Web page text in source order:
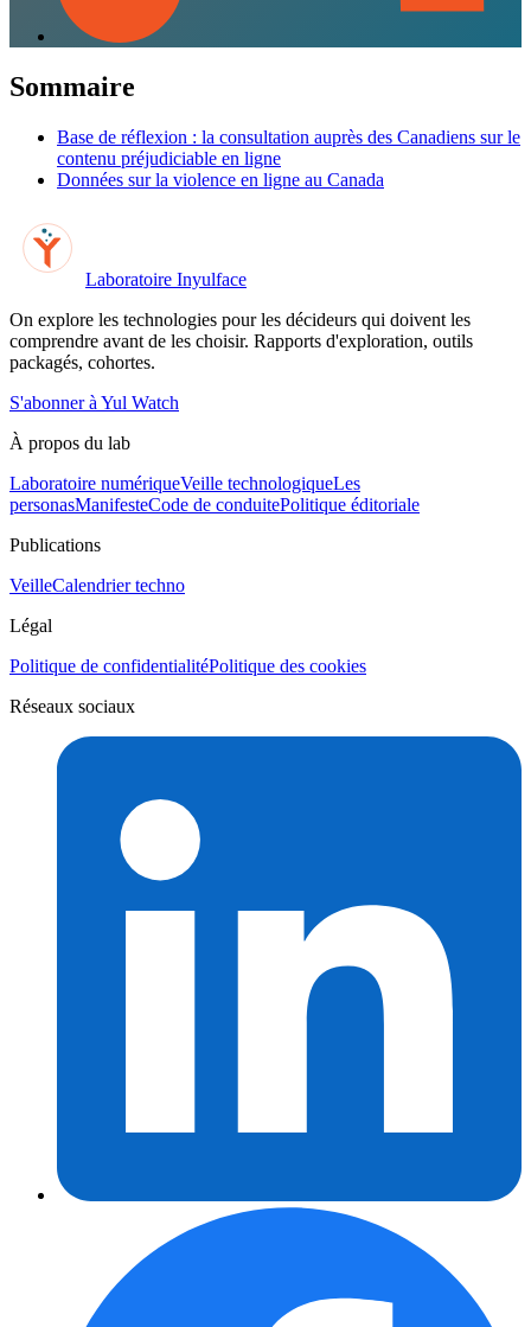
Sommaire
Base de réflexion : la consultation auprès des Canadiens sur le
contenu préjudiciable en ligne
Données sur la violence en ligne au Canada
Laboratoire Inyulface
On explore les technologies pour les décideurs qui doivent les
comprendre avant de les choisir. Rapports d'exploration, outils
packagés, cohortes.
S'abonner à Yul Watch
À propos du lab
Laboratoire numériqueVeille technologiqueLes
personasManifesteCode de conduitePolitique éditoriale
Publications
VeilleCalendrier techno
Légal
Politique de confidentialitéPolitique des cookies
Réseaux sociaux